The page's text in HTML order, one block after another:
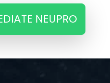
NEUPRO